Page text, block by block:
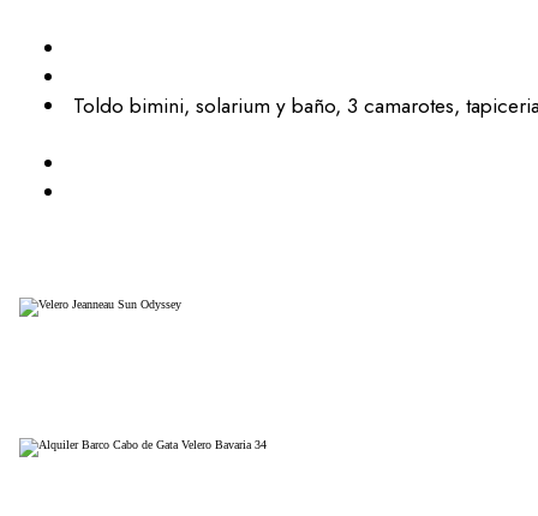
Toldo bimini, solarium y baño, 3 camarotes,